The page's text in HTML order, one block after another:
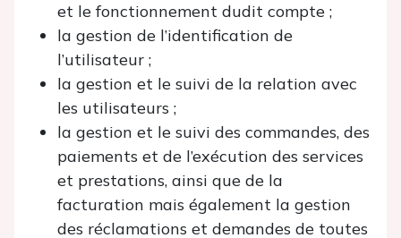
et le fonctionnement dudit compte ;
la gestion de l’identification de
l’utilisateur ;
la gestion et le suivi de la relation avec
les utilisateurs ;
la gestion et le suivi des commandes, des
paiements et de l’exécution des services
et prestations, ainsi que de la
facturation mais également la gestion
des réclamations et demandes de toutes